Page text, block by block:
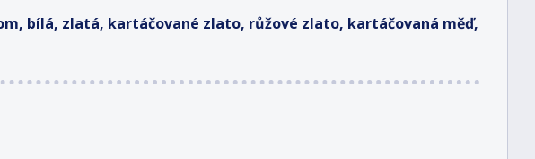
bílá, zlatá, kartáčované zlato, růžové zlato, kartáčovaná měď,